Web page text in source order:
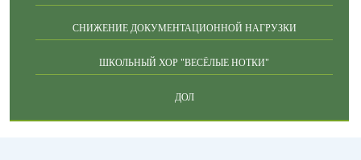
СНИЖЕНИЕ ДОКУМЕНТАЦИОННОЙ НАГРУЗКИ
ШКОЛЬНЫЙ ХОР "ВЕСЁЛЫЕ НОТКИ"
ДОЛ